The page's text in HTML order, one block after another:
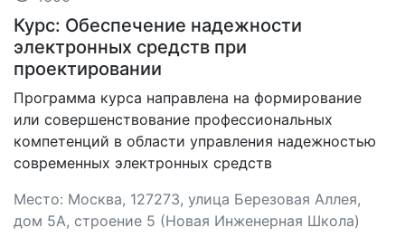
Курс: Обеспечение надежности
электронных средств при
проектировании
Программа курса направлена на формирование
или совершенствование профессиональных
компетенций в области управления надежностью
современных электронных средств
Место: Москва, 127273, улица Березовая Аллея,
дом 5А, строение 5 (Новая Инженерная Школа)